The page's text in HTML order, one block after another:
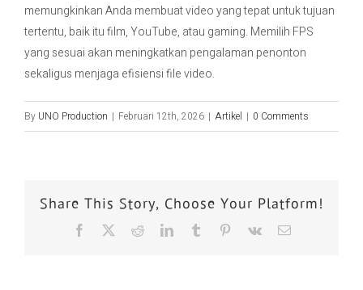
memungkinkan Anda membuat video yang tepat untuk tujuan
tertentu, baik itu film, YouTube, atau gaming. Memilih FPS
yang sesuai akan meningkatkan pengalaman penonton
sekaligus menjaga efisiensi file video.
By UNO Production | Februari 12th, 2026 | Artikel | 0 Comments
Share This Story, Choose Your Platform!